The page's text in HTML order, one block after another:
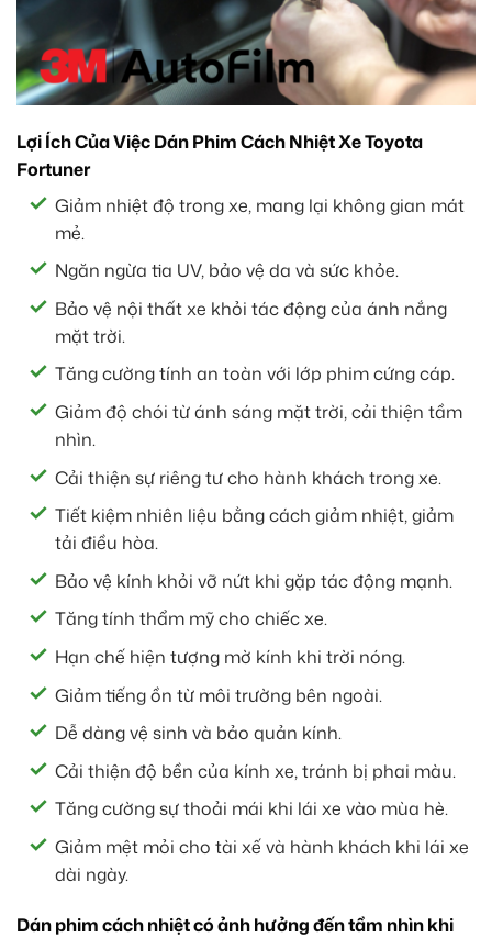
Lợi Ích Của Việc Dán Phim Cách Nhiệt Xe Toyota
Fortuner
Giảm nhiệt độ trong xe, mang lại không gian mát
mẻ.
Ngăn ngừa tia UV, bảo vệ da và sức khỏe.
Bảo vệ nội thất xe khỏi tác động của ánh nắng
mặt trời.
Tăng cường tính an toàn với lớp phim cứng cáp.
Giảm độ chói từ ánh sáng mặt trời, cải thiện tầm
nhìn.
Cải thiện sự riêng tư cho hành khách trong xe.
Tiết kiệm nhiên liệu bằng cách giảm nhiệt, giảm
tải điều hòa.
Bảo vệ kính khỏi vỡ nứt khi gặp tác động mạnh.
Tăng tính thẩm mỹ cho chiếc xe.
Hạn chế hiện tượng mờ kính khi trời nóng.
Giảm tiếng ồn từ môi trường bên ngoài.
Dễ dàng vệ sinh và bảo quản kính.
Cải thiện độ bền của kính xe, tránh bị phai màu.
Tăng cường sự thoải mái khi lái xe vào mùa hè.
Giảm mệt mỏi cho tài xế và hành khách khi lái xe
dài ngày.
Dán phim cách nhiệt có ảnh hưởng đến tầm nhìn khi